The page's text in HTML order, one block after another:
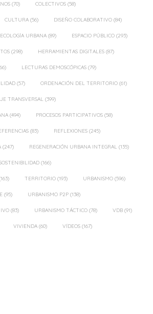
(70) COLECTIVOS (58)
CULTURA (56) DISEÑO COLABORATIVO (84)
ECOLOGÍA URBANA (89) ESPACIO PÚBLICO (293)
(298) HERRAMIENTAS DIGITALES (87)
LECTURAS DEMOSCÓPICAS (79)
(57) ORDENACIÓN DEL TERRITORIO (61)
TRANSVERSAL (399)
(494) PROCESOS PARTICIPATIVOS (58)
(83) REFLEXIONES (245)
(247) REGENERACIÓN URBANA INTEGRAL (135)
(166)
TERRITORIO (193) URBANISMO (596)
(95) URBANISMO P2P (138)
(83) URBANISMO TÁCTICO (78) VDB (91)
VIVIENDA (60) VÍDEOS (167)